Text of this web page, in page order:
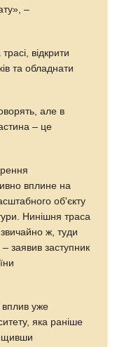
–
відкрити
та обладнати
але в
– це
вплине на
об'єкту
Нинішня траса
ж, туди
заявив заступник
уже
яка раніше